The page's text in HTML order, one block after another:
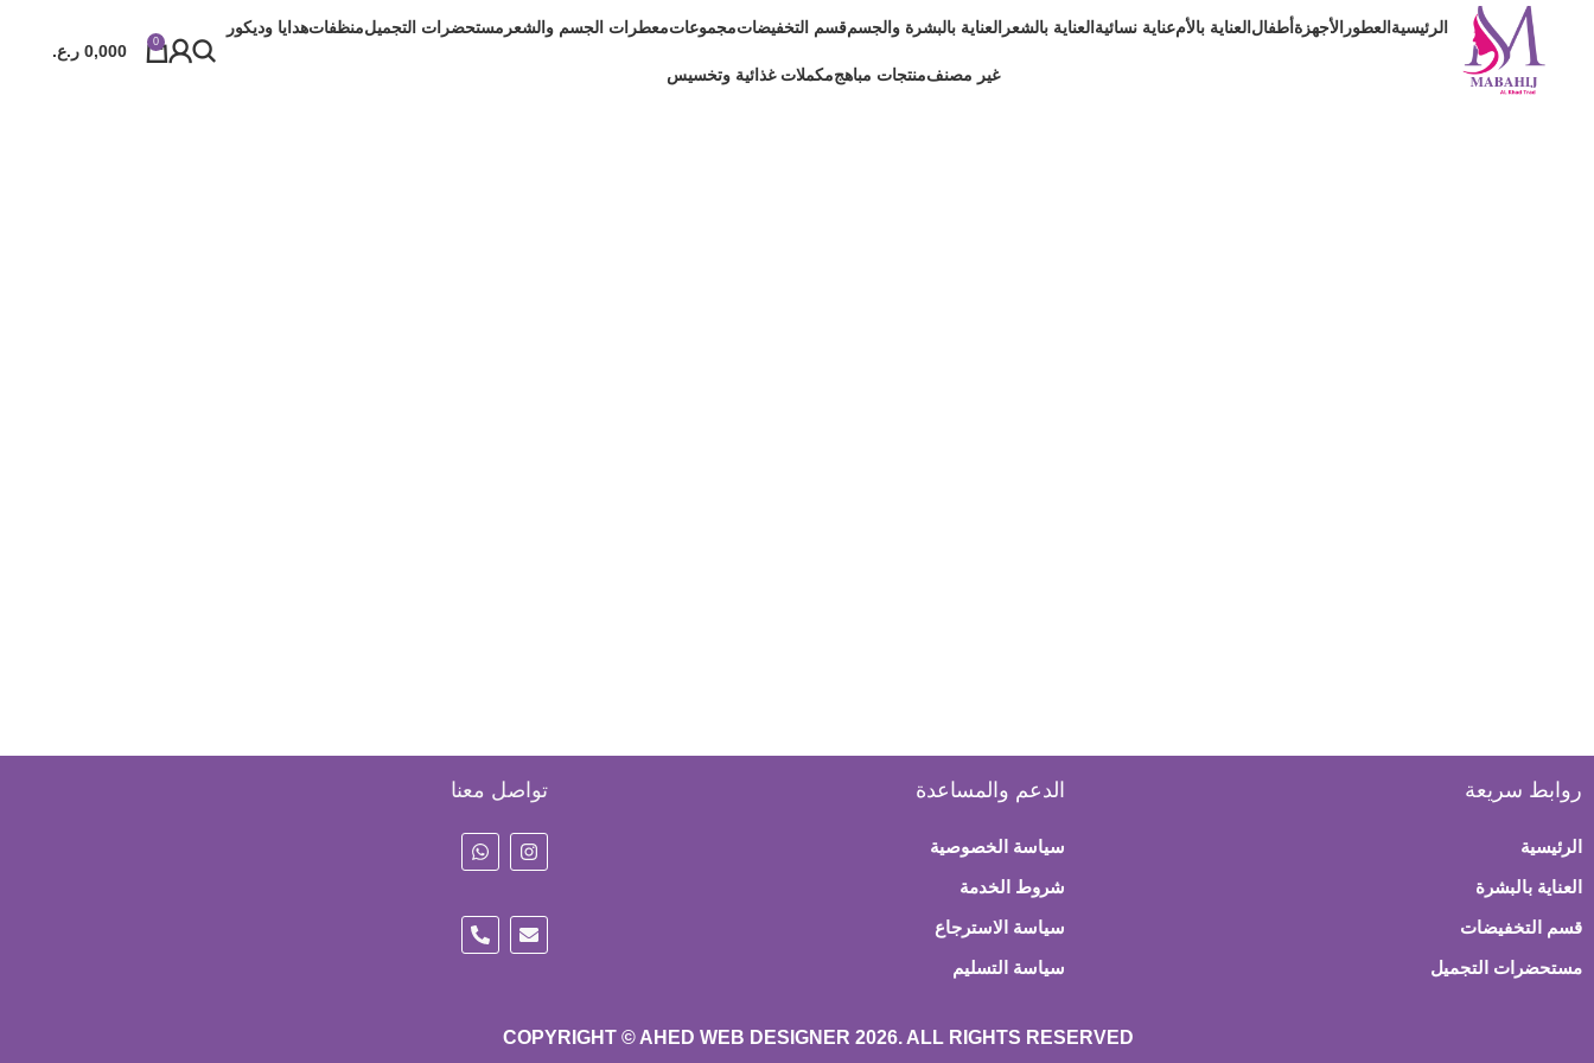
الرئيسيةالعطور الأجهزةأطفالالعناية بالأمعناية نسائيةالعناية بالشعر العناية بالبشرة والجسمقسم التخفيضاتمجموعاتمعطرات الجسم والشعر مستحضرات التجميلمنظفاتهدايا وديكور
غير مصنفمنتجات مباهجمكملات غذائية وتخسيس
0
0,000 ر.ع.
روابط سريعة
الرئيسية
العناية بالبشرة
قسم التخفيضات
مستحضرات التجميل
الدعم والمساعدة
سياسة الخصوصية
شروط الخدمة
سياسة الاسترجاع
سياسة التسليم
تواصل معنا
COPYRIGHT © AHED WEB DESIGNER 2026. ALL RIGHTS RESERVED